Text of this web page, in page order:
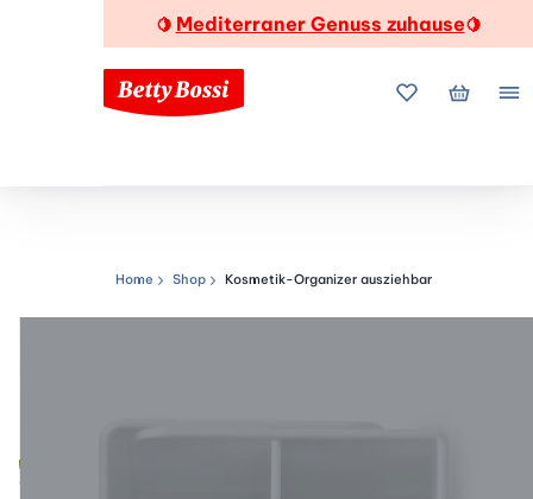
🍋 Mediterraner Genuss zuhause🍋
MeineMein
Navigationspfad
Home Shop Kosmetik-Organizer ausziehbar